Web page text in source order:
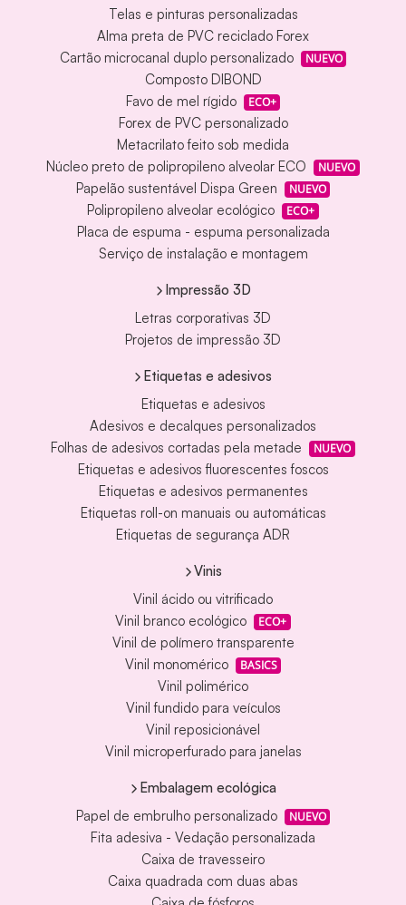
Telas e pinturas personalizadas
Alma preta de PVC reciclado Forex
Cartão microcanal duplo personalizado
NUEVO
Composto DIBOND
Favo de mel rígido
ECO+
Forex de PVC personalizado
Metacrilato feito sob medida
Núcleo preto de polipropileno alveolar ECO
NUEVO
Papelão sustentável Dispa Green NUEVO
Polipropileno alveolar ecológico ECO+
Placa de espuma - espuma personalizada
Serviço de instalação e montagem
Impressão 3D
Letras corporativas 3D
Projetos de impressão 3D
Etiquetas e adesivos
Etiquetas e adesivos
Adesivos e decalques personalizados
Folhas de adesivos cortadas pela metade
NUEVO
Etiquetas e adesivos fluorescentes foscos
Etiquetas e adesivos permanentes
Etiquetas roll-on manuais ou automáticas
Etiquetas de segurança ADR
Vinis
Vinil ácido ou vitrificado
Vinil branco ecológico
ECO+
Vinil de polímero transparente
Vinil monomérico
BASICS
Vinil polimérico
Vinil fundido para veículos
Vinil reposicionável
Vinil microperfurado para janelas
Embalagem ecológica
Papel de embrulho personalizado
NUEVO
Fita adesiva - Vedação personalizada
Caixa de travesseiro
Caixa quadrada com duas abas